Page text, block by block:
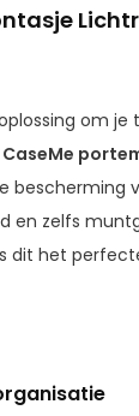
om
CaseMe
bescherming
en zelfs
dit het